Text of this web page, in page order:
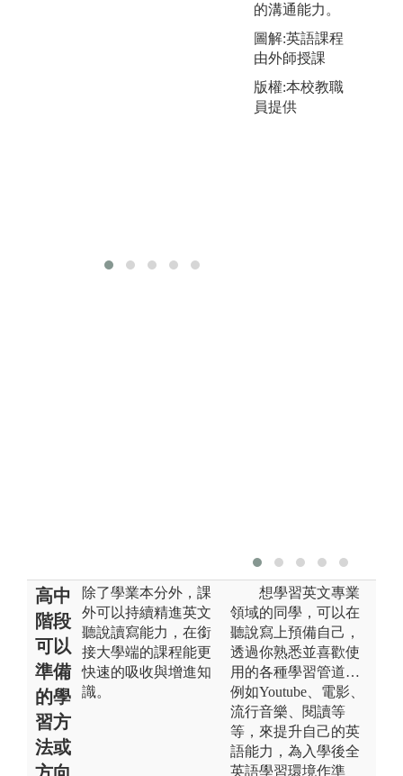
的溝通能力。
圖解:英語課程
由外師授課
版權:本校教職
員提供
高中
階段
可以
準備
的學
習方
法或
除了學業本分外，課
外可以持續精進英文
聽說讀寫能力，在銜
接大學端的課程能更
快速的吸收與增進知
識。
想學習英文專業
領域的同學，可以在
聽說寫上預備自己，
透過你熟悉並喜歡使
用的各種學習管道…
例如Youtube、電影、
流行音樂、閱讀等
等，來提升自己的英
語能力，為入學後全
英語學習環境作準